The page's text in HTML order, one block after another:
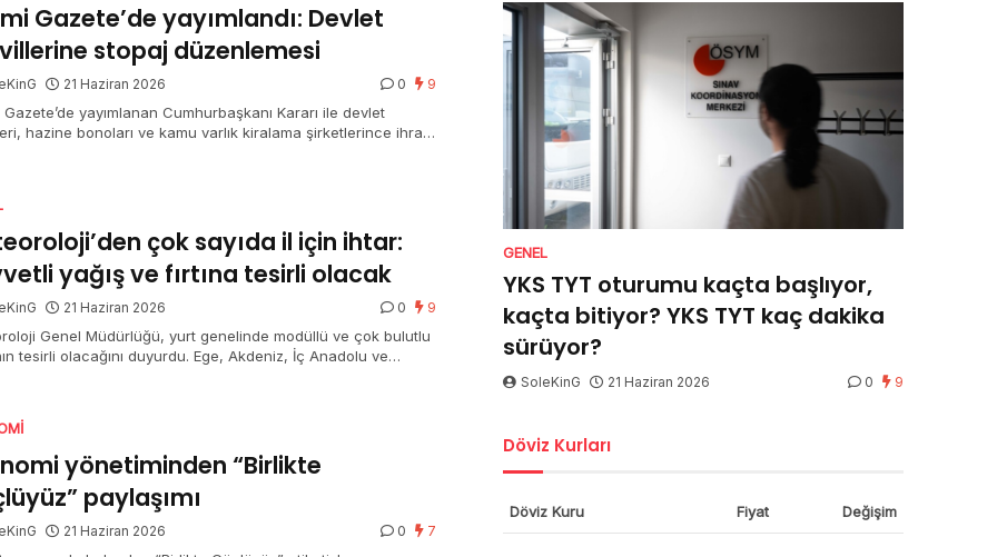
Gazete’de yayımlandı: Devlet
stopaj düzenlemesi
21 Haziran 2026 0 9
Gazete’de yayımlanan Cumhurbaşkanı Kararı ile devlet
hazine bonoları ve kamu varlık kiralama şirketlerince ihraç
çok sayıda il için ihtar:
yağış ve fırtına tesirli olacak
21 Haziran 2026 0 9
Genel Müdürlüğü, yurt genelinde modüllü ve çok bulutlu
tesirli olacağını duyurdu. Ege, Akdeniz, İç Anadolu ve
iç kesitleri için kuvvetli yağış uyarısı yapıldı. Doğu
güneydoğusu ile Güneydoğu Anadolu’nun doğusunda
taşınımı görülecek.
yönetiminden “Birlikte
paylaşımı
21 Haziran 2026 0 7
GENEL
YKS TYT oturumu kaçta başlıyor,
kaçta bitiyor? YKS TYT kaç dakika
sürüyor?
SoleKinG 21 Haziran 2026 0 9
Döviz Kurları
Döviz Kuru Fiyat Değişim